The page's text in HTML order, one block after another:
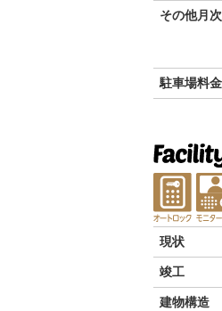
その他月
駐車場料金
現状
竣工
建物構造